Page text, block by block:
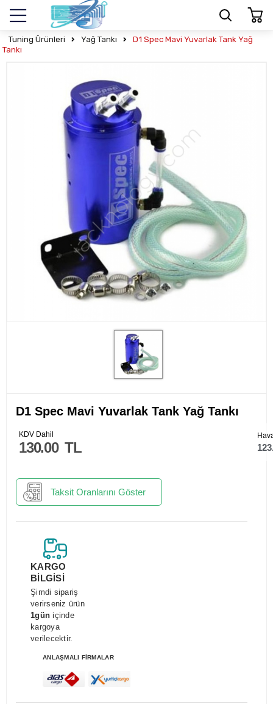
Tuning Ürünleri Yağ Tankı
D1 Spec Mavi Yuvarlak Tank Yağ
Tankı
D1 Spec Mavi Yuvarlak Tank Yağ Tankı
130.00 TL
KDV Dahil
Taksit Oranlarını Göster
KARGO
BİLGİSİ
Şimdi sipariş
verirseniz ürün
1gün içinde
kargoya
verilecektir.
ANLAŞMALI FİRMALAR